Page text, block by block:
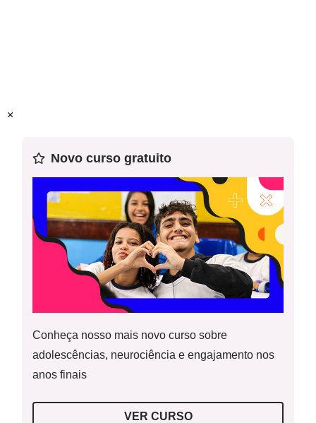
×
Novo curso gratuito
Conheça nosso mais novo curso sobre
adolescências, neurociência e engajamento nos
anos finais
VER CURSO